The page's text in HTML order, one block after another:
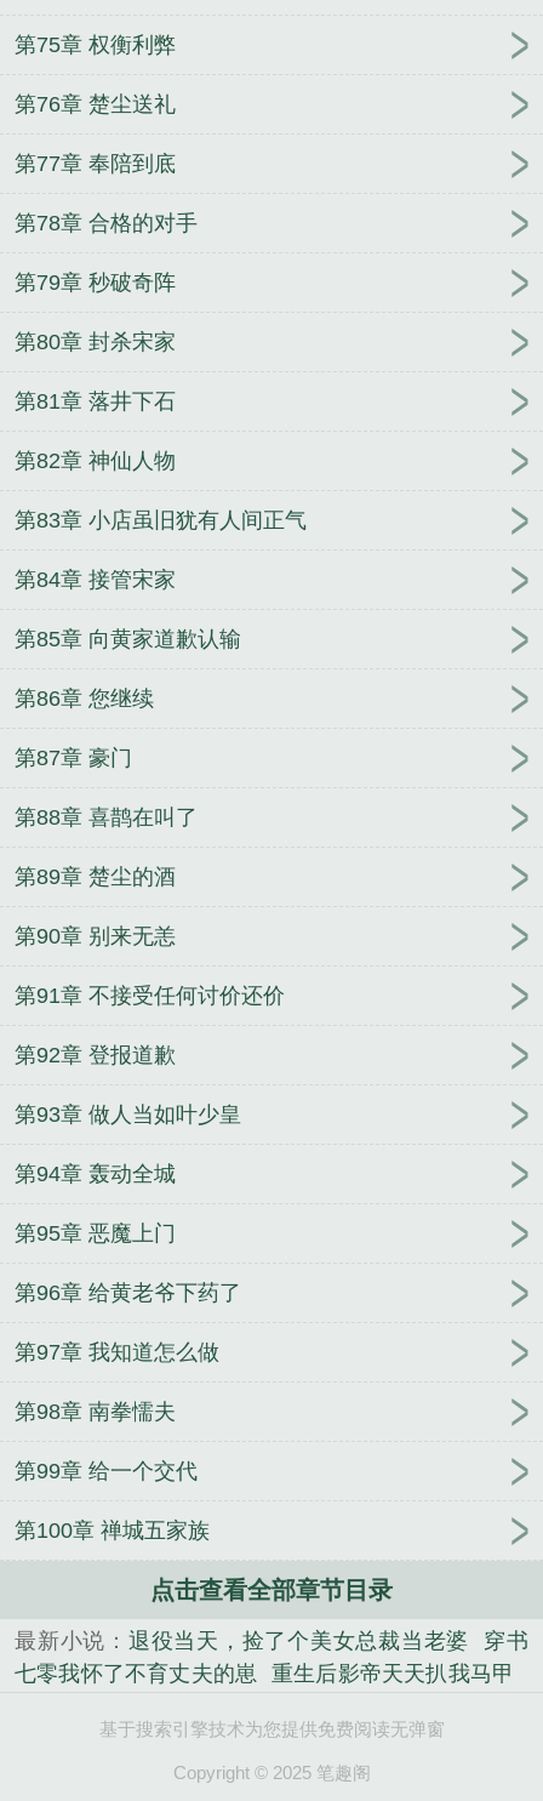
第75章 权衡利弊
第76章 楚尘送礼
第77章 奉陪到底
第78章 合格的对手
第79章 秒破奇阵
第80章 封杀宋家
第81章 落井下石
第82章 神仙人物
第83章 小店虽旧犹有人间正气
第84章 接管宋家
第85章 向黄家道歉认输
第86章 您继续
第87章 豪门
第88章 喜鹊在叫了
第89章 楚尘的酒
第90章 别来无恙
第91章 不接受任何讨价还价
第92章 登报道歉
第93章 做人当如叶少皇
第94章 轰动全城
第95章 恶魔上门
第96章 给黄老爷下药了
第97章 我知道怎么做
第98章 南拳懦夫
第99章 给一个交代
第100章 禅城五家族
点击查看全部章节目录
最新小说： 退役当天，捡了个美女总裁当老婆
穿书
七零我怀了不育丈夫的崽
重生后影帝天天扒我马甲
豪：从王者抢人头开始 乖，江先生 护花小神医
一个鬼差，你让我跟校花领证？ 神豪：不当舔狗
基于搜索引擎技术为您提供免费阅读无弹窗
Copyright © 2025 笔趣阁